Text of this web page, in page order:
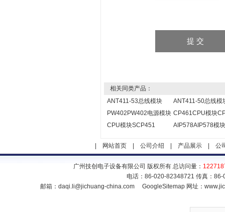
相关同类产品：
ANT411-53总线模块
ANT411-50总线模
PW402PW402电源模块 CP461CPU模块
CPU模块SCP451
AIP578AIP578模块
网站首页| 公司介绍 产品展示| 公
广州技创电子设备有限公司 版权所有 总访问量：
电话：86-020-82348721 传真：
邮箱： daqi.li@jichuang-china.com GoogleSitemap 网址：